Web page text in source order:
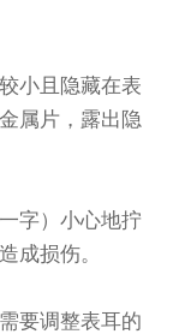
小且隐藏在表
属片，露出隐
字）小心地拧
成损伤。
要调整表耳的